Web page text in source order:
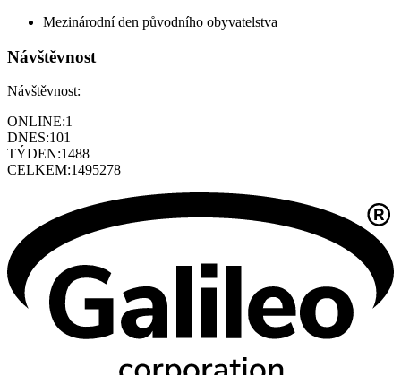
Mezinárodní den původního obyvatelstva
Návštěvnost
Návštěvnost:
ONLINE:1
DNES:101
TÝDEN:1488
CELKEM:1495278